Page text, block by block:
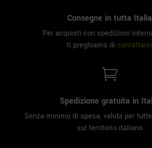
Consegne in tutta Italia
Per acquisti con spedizioni
ti preghiamo di contattarci

Spedizione gratuita in
Senza minimo di spesa, valida per
sul territorio italiano